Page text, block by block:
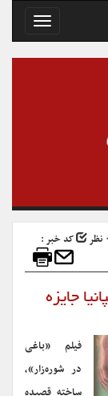
Toggle
کد خبر :
جایزه
فیلم «باغی
در شوره‌زار»،